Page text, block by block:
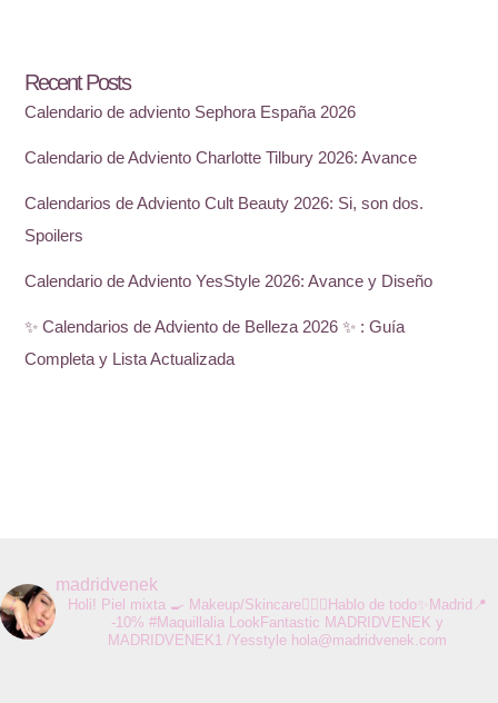
Recent Posts
Calendario de adviento Sephora España 2026
Calendario de Adviento Charlotte Tilbury 2026: Avance
Calendarios de Adviento Cult Beauty 2026: Si, son dos.
Spoilers
Calendario de Adviento YesStyle 2026: Avance y Diseño
✨ Calendarios de Adviento de Belleza 2026 ✨ : Guía
Completa y Lista Actualizada
madridvenek
Holi! Piel mixta 🍳 Makeup/Skincare💆🏻‍♀️Hablo de todo✨Madrid📍
-10% #Maquillalia LookFantastic MADRIDVENEK y
MADRIDVENEK1 /Yesstylehola@madridvenek.com